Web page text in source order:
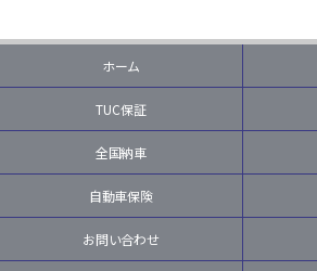
ホーム
TUC保証
全国納車
自動車保険
お問い合わせ